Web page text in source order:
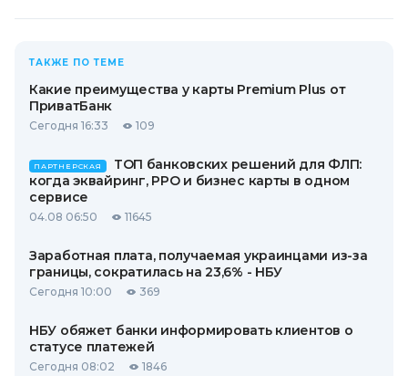
ТАКЖЕ ПО ТЕМЕ
Какие преимущества у карты Premium Plus от
ПриватБанк
Сегодня 16:33 109
ПАРТНЕРСКАЯ
ТОП банковских решений для ФЛП:
когда эквайринг, РРО и бизнес карты в одном
сервисе
04.08 06:50 11645
Заработная плата, получаемая украинцами из-за
границы, сократилась на 23,6% - НБУ
Сегодня 10:00 369
НБУ обяжет банки информировать клиентов о
статусе платежей
Сегодня 08:02 1846